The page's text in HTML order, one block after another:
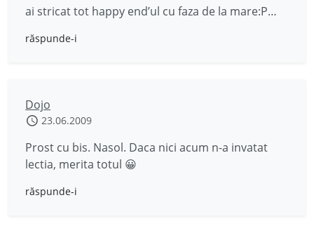
ai stricat tot happy end’ul cu faza de la mare:P…
răspunde-i
Dojo
23.06.2009
Prost cu bis. Nasol. Daca nici acum n-a invatat
lectia, merita totul 😀
răspunde-i